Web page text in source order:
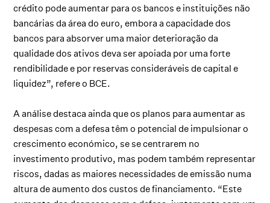
crédito pode aumentar para os bancos e instituições não
bancárias da área do euro, embora a capacidade dos
bancos para absorver uma maior deterioração da
qualidade dos ativos deva ser apoiada por uma forte
rendibilidade e por reservas consideráveis de capital e
liquidez”, refere o BCE.
A análise destaca ainda que os planos para aumentar as
despesas com a defesa têm o potencial de impulsionar o
crescimento económico, se se centrarem no
investimento produtivo, mas podem também representar
riscos, dadas as maiores necessidades de emissão numa
altura de aumento dos custos de financiamento. “Este